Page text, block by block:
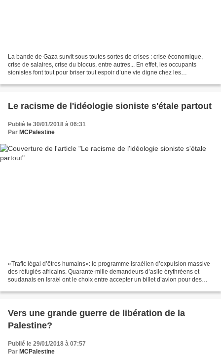
La bande de Gaza survit sous toutes sortes de crises : crise économique,
crise de salaires, crise du blocus, entre autres... En effet, les occupants
sionistes font tout pour briser tout espoir d’une vie digne chez les
Le racisme de l'idéologie sioniste s'étale partout
Publié le 30/01/2018 à 06:31
Par MCPalestine
«Trafic légal d’êtres humains»: le programme israélien d’expulsion massive
des réfugiés africains. Quarante-mille demandeurs d’asile érythréens et
soudanais en Israël ont le choix entre accepter un billet d’avion pour des
Vers une grande guerre de libération de la
Palestine?
Publié le 29/01/2018 à 07:57
Par MCPalestine